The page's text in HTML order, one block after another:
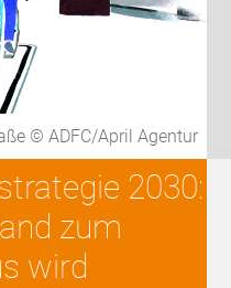
© ADFC/April Agentur
2030:
zum
wird